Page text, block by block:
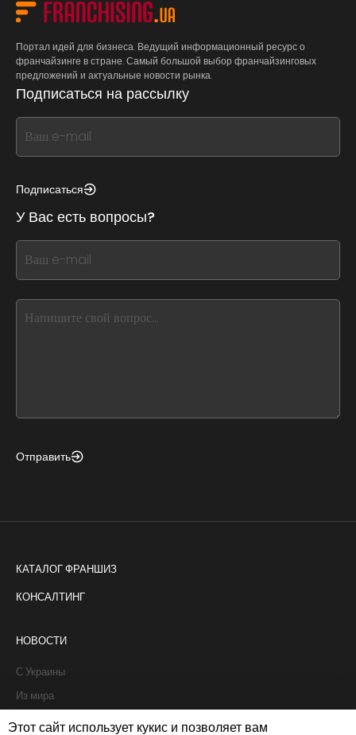
Портал идей для бизнеса. Ведущий информационный ресурс о
франчайзинге в стране. Самый большой выбор франчайзинговых
предложений и актуальные новости рынка.
Подписаться на рассылку
If
you
this,
this
form
field
blank
Подписаться
У Вас есть вопросы?
If
you
this,
Отправить
КАТАЛОГ ФРАНШИЗ
КОНСАЛТИНГ
НОВОСТИ
С Украины
Из мира
Интервью
Этот сайт использует кукис и позволяет вам